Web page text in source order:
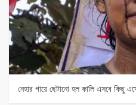
নেহার গায়ে ছেটানো হল কালি এসবে কিছু